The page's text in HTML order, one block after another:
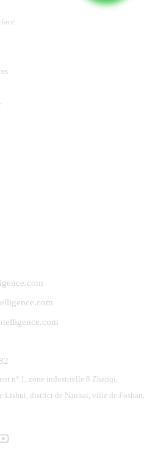
n° 1, zone industrielle 8 Zhanqi,
Lishui, district de Nanhai, ville de Foshan,